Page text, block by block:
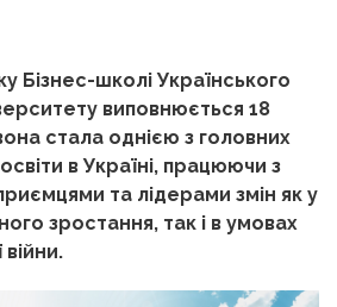
Бізнес-школі Українського
виповнюється 18
стала однією з головних
в Україні, працюючи з
та лідерами змін як у
зростання, так і в умовах